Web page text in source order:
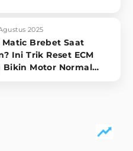
2025
Brebet Saat
Ini Trik Reset ECM
Bikin Motor Normal